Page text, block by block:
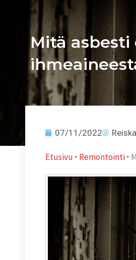
Mitä
07/11/2022 Reiska
Etusivu ‣Remontointi‣